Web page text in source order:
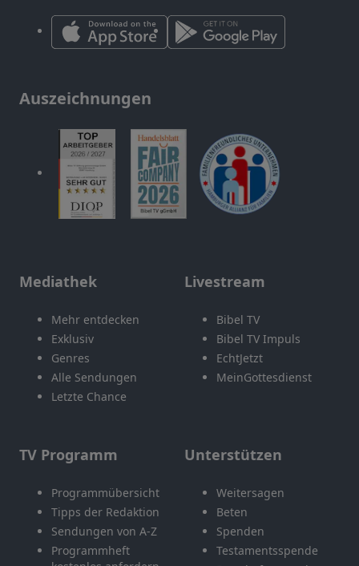
Auszeichnungen
Mediathek
Mehr entdecken
Exklusiv
Genres
Alle Sendungen
Letzte Chance
Livestream
Bibel TV
Bibel TV Impuls
EchtJetzt
MeinGottesdienst
TV Programm
Programmübersicht
Tipps der Redaktion
Sendungen von A-Z
Programmheft
Unterstützen
Weitersagen
Beten
Spenden
Testamentsspende